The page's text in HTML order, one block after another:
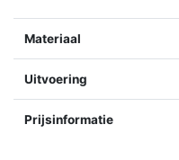
Materiaal
Uitvoering
Prijsinformatie